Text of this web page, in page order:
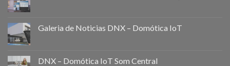
Galeria de Noticias DNX – Domótica IoT
DNX – Domótica IoT Som Central